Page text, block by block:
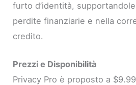
furto d’identità,
perdite finanziarie e nella
credito.
Prezzi e Disponibilità
Privacy Pro è proposto a